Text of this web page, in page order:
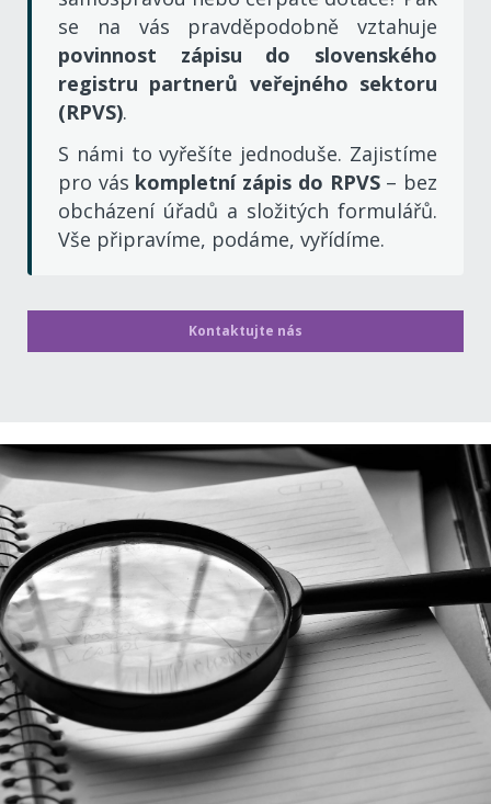
se na vás pravděpodobně vztahuje
povinnost zápisu do slovenského
registru partnerů veřejného sektoru
(RPVS).
S námi to vyřešíte jednoduše. Zajistíme
pro vás kompletní zápis do RPVS– bez
obcházení úřadů a složitých formulářů.
Vše připravíme, podáme, vyřídíme.
Kontaktujte nás